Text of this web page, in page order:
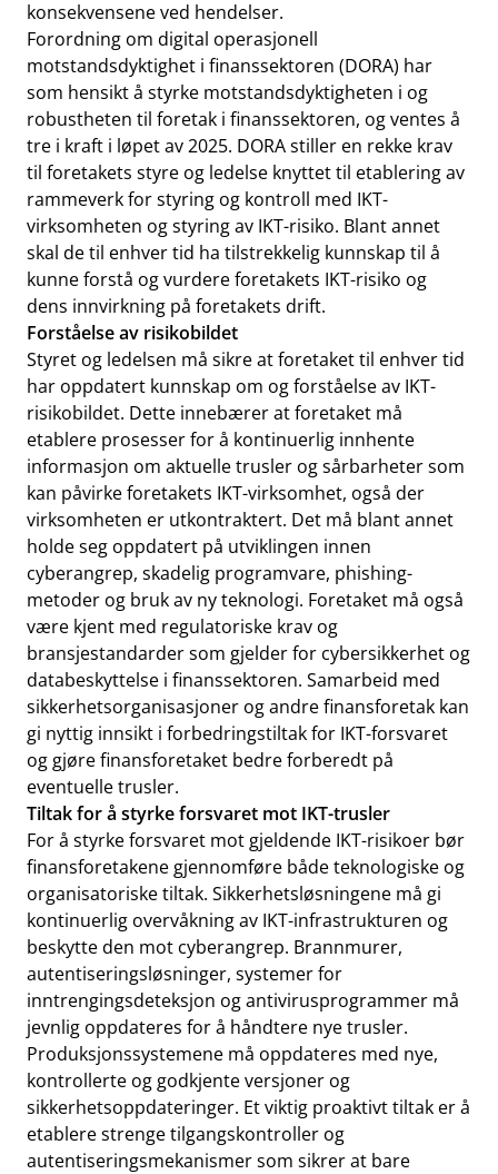
konsekvensene ved hendelser.
Forordning om digital operasjonell
motstandsdyktighet i finanssektoren (DORA) har
som hensikt å styrke motstandsdyktigheten i og
robustheten til foretak i finanssektoren, og ventes å
tre i kraft i løpet av 2025. DORA stiller en rekke krav
til foretakets styre og ledelse knyttet til etablering av
rammeverk for styring og kontroll med IKT-
virksomheten og styring av IKT-risiko. Blant annet
skal de til enhver tid ha tilstrekkelig kunnskap til å
kunne forstå og vurdere foretakets IKT-risiko og
dens innvirkning på foretakets drift.
Forståelse av risikobildet
Styret og ledelsen må sikre at foretaket til enhver tid
har oppdatert kunnskap om og forståelse av IKT-
risikobildet. Dette innebærer at foretaket må
etablere prosesser for å kontinuerlig innhente
informasjon om aktuelle trusler og sårbarheter som
kan påvirke foretakets IKT-virksomhet, også der
virksomheten er utkontraktert. Det må blant annet
holde seg oppdatert på utviklingen innen
cyberangrep, skadelig programvare, phishing-
metoder og bruk av ny teknologi. Foretaket må også
være kjent med regulatoriske krav og
bransjestandarder som gjelder for cybersikkerhet og
databeskyttelse i finanssektoren. Samarbeid med
sikkerhetsorganisasjoner og andre finansforetak kan
gi nyttig innsikt i forbedringstiltak for IKT-forsvaret
og gjøre finansforetaket bedre forberedt på
eventuelle trusler.
Tiltak for å styrke forsvaret mot IKT-trusler
For å styrke forsvaret mot gjeldende IKT-risikoer bør
finansforetakene gjennomføre både teknologiske og
organisatoriske tiltak. Sikkerhetsløsningene må gi
kontinuerlig overvåkning av IKT-infrastrukturen og
beskytte den mot cyberangrep. Brannmurer,
autentiseringsløsninger, systemer for
inntrengingsdeteksjon og antivirusprogrammer må
jevnlig oppdateres for å håndtere nye trusler.
Produksjonssystemene må oppdateres med nye,
kontrollerte og godkjente versjoner og
sikkerhetsoppdateringer. Et viktig proaktivt tiltak er å
etablere strenge tilgangskontroller og
autentiseringsmekanismer som sikrer at bare